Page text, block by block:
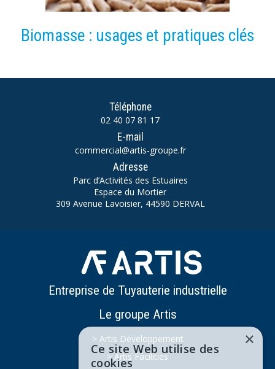
Biomasse : usages et pratiques clés
Téléphone
02 40 07 81 17
E-mail
commercial@artis-groupe.fr
Adresse
Parc d’Activités des Estuaires
Espace du Mortier
309 Avenue Lavoisier, 44590 DERVAL
Entreprise de Tuyauterie industrielle
Le groupe Artis
> Artis Développement
> Artis Facilities
×
Ce site Web utilise des
cookies